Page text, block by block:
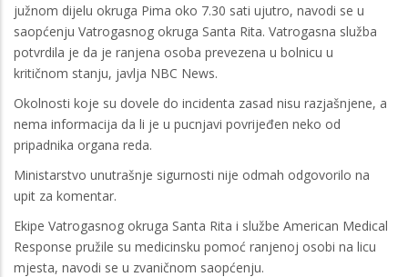
južnom dijelu okruga Pima oko 7.30 sati ujutro, navodi se u
saopćenju Vatrogasnog okruga Santa Rita. Vatrogasna služba
potvrdila je da je ranjena osoba prevezena u bolnicu u
kritičnom stanju, javlja NBC News.
Okolnosti koje su dovele do incidenta zasad nisu razjašnjene, a
nema informacija da li je u pucnjavi povrijeđen neko od
pripadnika organa reda.
Ministarstvo unutrašnje sigurnosti nije odmah odgovorilo na
upit za komentar.
Ekipe Vatrogasnog okruga Santa Rita i službe American Medical
Response pružile su medicinsku pomoć ranjenoj osobi na licu
mjesta, navodi se u zvaničnom saopćenju.